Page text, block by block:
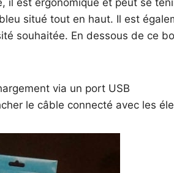
est ergonomique et peut se tenir
situé tout en haut. Il est
souhaitée. En dessous de ce
via un port USB
le câble connecté avec les